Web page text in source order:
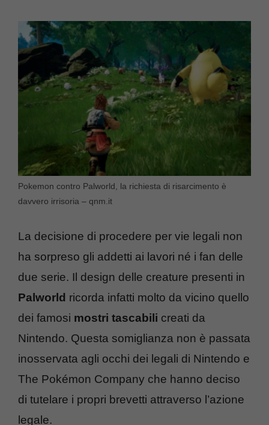
Pokemon contro Palworld, la richiesta di risarcimento è
davvero irrisoria – qnm.it
La decisione di procedere per vie legali non
ha sorpreso gli addetti ai lavori né i fan delle
due serie. Il design delle creature presenti in
Palworld ricorda infatti molto da vicino quello
dei famosi mostri tascabili creati da
Nintendo. Questa somiglianza non è passata
inosservata agli occhi dei legali di Nintendo e
The Pokémon Company che hanno deciso
di tutelare i propri brevetti attraverso l’azione
legale.